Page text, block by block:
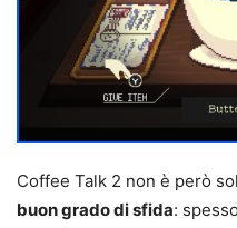
Coffee Talk 2 non è però
buon grado di sfida: